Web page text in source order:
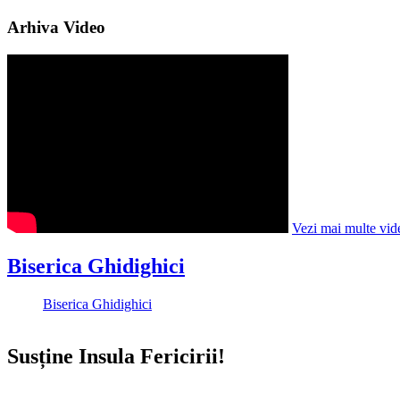
Arhiva Video
Vezi mai multe
Biserica Ghidighici
Biserica Ghidighici
Susține Insula Fericirii!